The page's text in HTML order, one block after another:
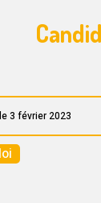
3 février 2023